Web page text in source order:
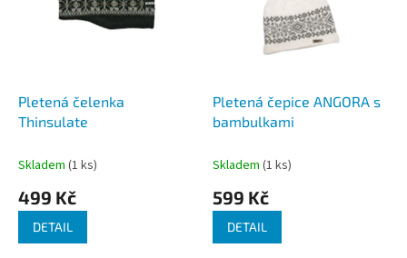
Pletená čelenka
Thinsulate
Skladem (1 ks)
499 Kč
DETAIL
Pletená čepice ANGORA s
bambulkami
Skladem (1 ks)
599 Kč
DETAIL